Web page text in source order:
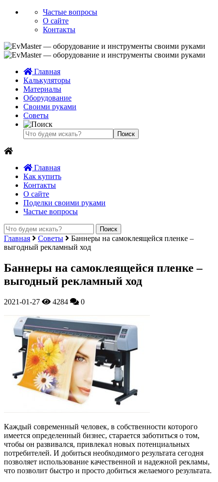
Частые вопросы
О сайте
Контакты
Главная
Калькуляторы
Материалы
Оборудование
Своими руками
Советы
Главная
Как купить
Контакты
О сайте
Поделки своими руками
Частые вопросы
Главная Советы
Баннеры на самоклеящейся пленке –
выгодный рекламный ход
Баннеры на самоклеящейся пленке –
выгодный рекламный ход
2021-01-27 4284 0
Каждый современный человек, в собственности которого
имеется определенный бизнес, старается заботиться о том,
чтобы он развивался, привлекал новых потенциальных
потребителей. И добиться необходимого результата сегодня
позволяет использование качественной и надежной рекламы,
что позволит быстро и просто добиться желаемого результата.